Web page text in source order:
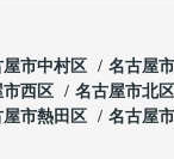
屋市中村区
名古屋
西区
名古屋市北区
屋市熱田区
名古屋